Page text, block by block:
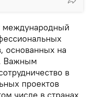
международный
основанных на
Важным
в
проектов
числе в странах